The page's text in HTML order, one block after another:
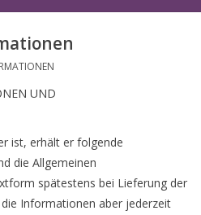
UND
ist, erhält er folgende
die Allgemeinen
spätestens bei Lieferung der
die Informationen aber jederzeit